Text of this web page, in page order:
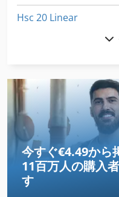
Hsc 20 Linear
International 510
Ng 200
Ventilator
その他
その他 の アクセサリー
今すぐ€4.49から
11百万人の購入者
す